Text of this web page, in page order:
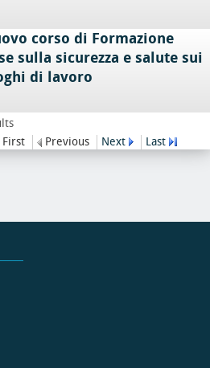
corso di Formazione
sulla sicurezza e salute sui
di lavoro
First Previous Next Last